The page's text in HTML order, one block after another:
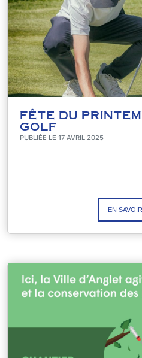
FÊTE DU
GOLF
PUBLIÉE LE 17 AVRIL 2025
EN